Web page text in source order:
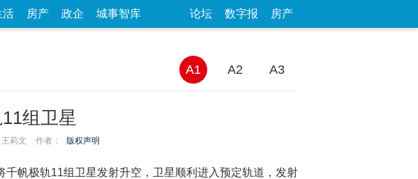
活 房产 政企 城事智库 论坛 数字报 房产
A1 A2 A3
组卫星
莉文 作者： 版权声明
帆极轨11组卫星发射升空，卫星顺利进入预定轨道，发射